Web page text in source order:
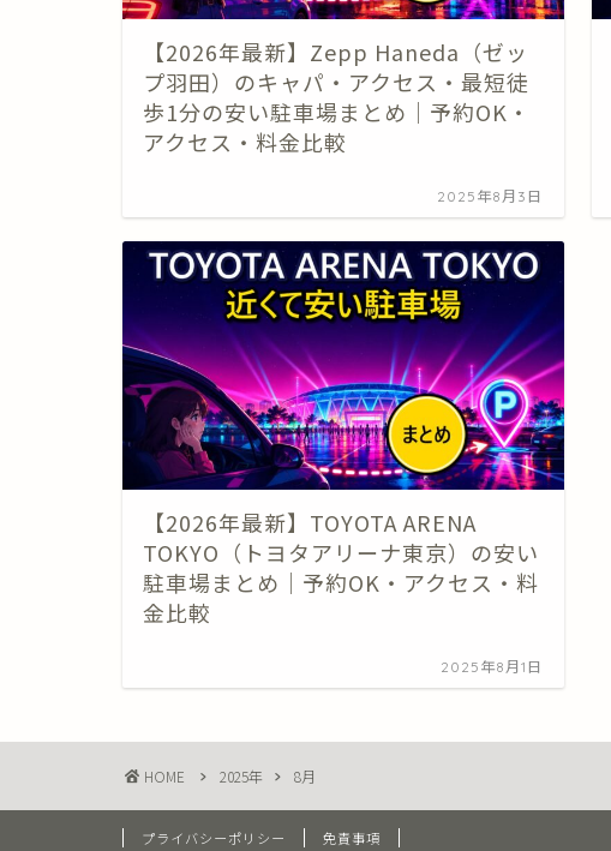
【2026年最新】Zepp Haneda（ゼッ
プ羽田）のキャパ・アクセス・最短徒
歩1分の安い駐車場まとめ｜予約OK・
アクセス・料金比較
2025年8月3日
【2026年最新】TOYOTA ARENA
TOKYO（トヨタアリーナ東京）の安い
駐車場まとめ｜予約OK・アクセス・料
金比較
2025年8月1日
HOME 2025年 8月
プライバシーポリシー 免責事項